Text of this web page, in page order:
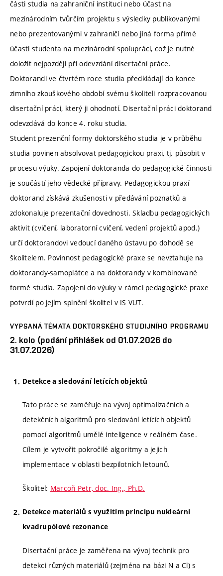
části studia na zahraniční instituci nebo účast na
mezinárodním tvůrčím projektu s výsledky publikovanými
nebo prezentovanými v zahraničí nebo jiná forma přímé
účasti studenta na mezinárodní spolupráci, což je nutné
doložit nejpozději při odevzdání disertační práce.
Doktorandi ve čtvrtém roce studia předkládají do konce
zimního zkouškového období svému školiteli rozpracovanou
disertační práci, který ji ohodnotí. Disertační práci doktorand
odevzdává do konce 4. roku studia.
Student prezenční formy doktorského studia je v průběhu
studia povinen absolvovat pedagogickou praxi, tj. působit v
procesu výuky. Zapojení doktoranda do pedagogické činnosti
je součástí jeho vědecké přípravy. Pedagogickou praxí
doktorand získává zkušenosti v předávání poznatků a
zdokonaluje prezentační dovednosti. Skladbu pedagogických
aktivit (cvičení, laboratorní cvičení, vedení projektů apod.)
určí doktorandovi vedoucí daného ústavu po dohodě se
školitelem. Povinnost pedagogické praxe se nevztahuje na
doktorandy-samoplátce a na doktorandy v kombinované
formě studia. Zapojení do výuky v rámci pedagogické praxe
potvrdí po jejím splnění školitel v IS VUT.
VYPSANÁ TÉMATA DOKTORSKÉHO STUDIJNÍHO PROGRAMU
2. kolo (podání přihlášek od 01.07.2026 do
31.07.2026)
Detekce a sledování letících objektů
Tato práce se zaměřuje na vývoj optimalizačních a
detekčních algoritmů pro sledování letících objektů
pomocí algoritmů umělé inteligence v reálném čase.
Cílem je vytvořit pokročilé algoritmy a jejich
implementace v oblasti bezpilotních letounů.
Školitel: Marcoň Petr, doc. Ing., Ph.D.
Detekce materiálů s využitím principu nukleární
kvadrupólové rezonance
Disertační práce je zaměřena na vývoj technik pro
detekci různých materiálů (zejména na bázi N a Cl) s